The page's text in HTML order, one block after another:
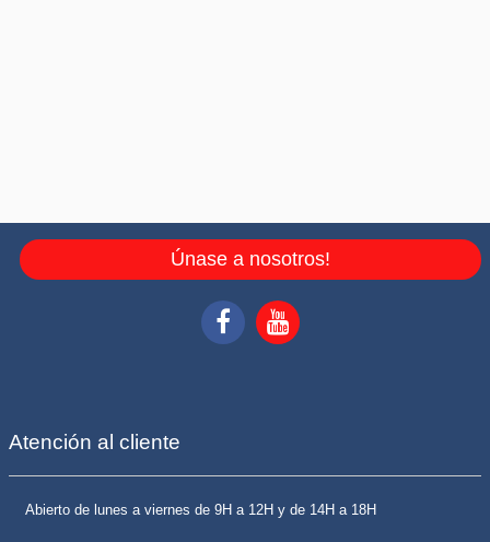
Únase a nosotros!
Atención al cliente
Abierto de lunes a viernes de 9H a 12H y de 14H a 18H